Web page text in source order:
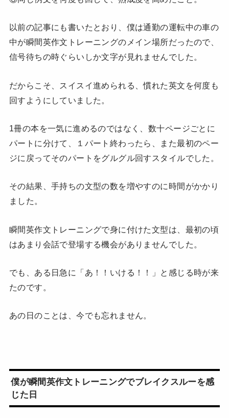
以前の記事にも書いたとおり、僕は通勤の運転中の車の
中が瞬間英作文トレーニングのメイン場所だったので、
信号待ちの時ぐらいしか文字が見れませんでした。
だからこそ、スイスイ進められる、慣れた英文を何度も
回すようにしていました。
1冊の本を一気に進めるのではなく、数十ページごとに
パートに分けて、１パート終わったら、また最初のペー
ジに戻ってそのパートをグルグル回すスタイルでした。
その結果、手持ちの文型の数を増やすのに時間がかかり
ました。
瞬間英作文トレーニングで身に付けた文型は、最初の頃
はあまり会話で登場する機会がありませんでした。
でも、ある日急に「あ！！いける！！」と感じる時が来
たのです。
あの日のことは、今でも忘れません。
僕が瞬間英作文トレーニングでブレイクスルーを感
じた日